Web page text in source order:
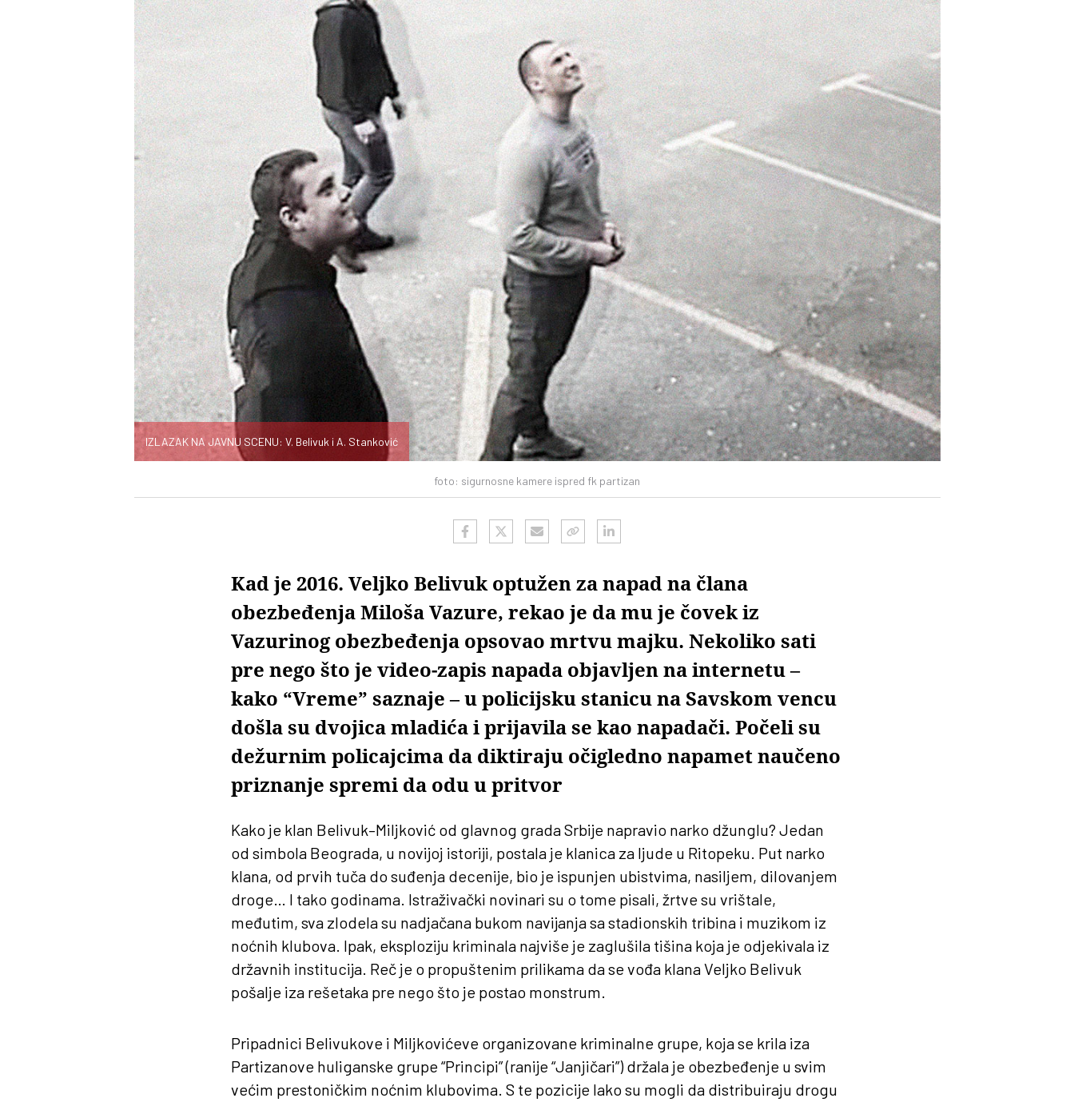
foto: sigurnosne kamere ispred fk partizan
IZLAZAK NA JAVNU SCENU: V. Belivuk i A. Stanković
Kad je 2016. Veljko Belivuk optužen za napad na člana
obezbeđenja Miloša Vazure, rekao je da mu je čovek iz
Vazurinog obezbeđenja opsovao mrtvu majku. Nekoliko sati
pre nego što je video-zapis napada objavljen na internetu –
kako “Vreme” saznaje – u policijsku stanicu na Savskom vencu
došla su dvojica mladića i prijavila se kao napadači. Počeli su
dežurnim policajcima da diktiraju očigledno napamet naučeno
priznanje spremi da odu u pritvor
Kako je klan Belivuk–Miljković od glavnog grada Srbije napravio narko džunglu? Jedan
od simbola Beograda, u novijoj istoriji, postala je klanica za ljude u Ritopeku. Put narko
klana, od prvih tuča do suđenja decenije, bio je ispunjen ubistvima, nasiljem, dilovanjem
droge… I tako godinama. Istraživački novinari su o tome pisali, žrtve su vrištale,
međutim, sva zlodela su nadjačana bukom navijanja sa stadionskih tribina i muzikom iz
noćnih klubova. Ipak, eksploziju kriminala najviše je zaglušila tišina koja je odjekivala iz
državnih institucija. Reč je o propuštenim prilikama da se vođa klana Veljko Belivuk
pošalje iza rešetaka pre nego što je postao monstrum.
Pripadnici Belivukove i Miljkovićeve organizovane kriminalne grupe, koja se krila iza
Partizanove huliganske grupe “Principi” (ranije “Janjičari”) držala je obezbeđenje u svim
većim prestoničkim noćnim klubovima. S te pozicije lako su mogli da distribuiraju drogu